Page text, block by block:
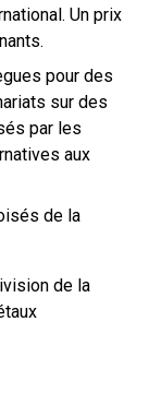
Un prix
pour des
sur des
par les
aux
de la
de la